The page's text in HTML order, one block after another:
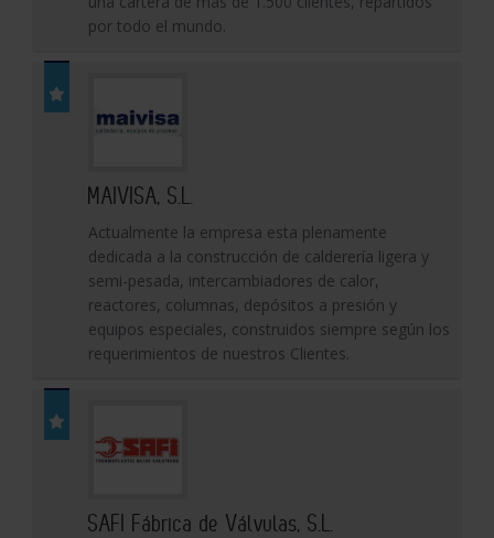
por todo el mundo.
MAIVISA, S.L.
Actualmente la empresa esta plenamente
dedicada a la construcción de calderería ligera y
semi-pesada, intercambiadores de calor,
reactores, columnas, depósitos a presión y
equipos especiales, construidos siempre según los
requerimientos de nuestros Clientes.
SAFI Fábrica de Válvulas, S.L.